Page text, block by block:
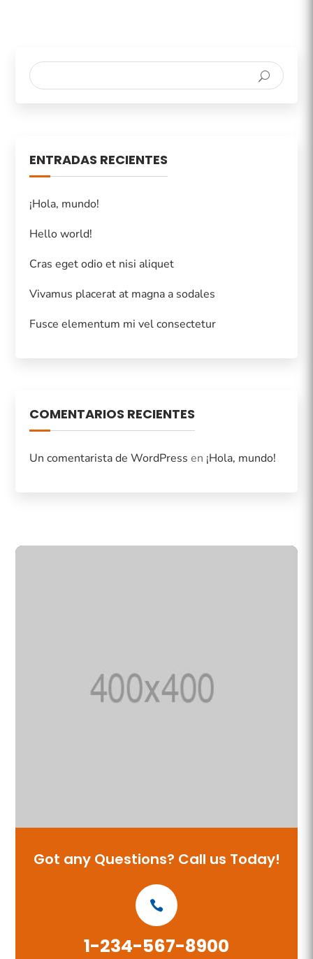
ENTRADAS RECIENTES
¡Hola, mundo!
Hello world!
Cras eget odio et nisi aliquet
Vivamus placerat at magna a sodales
Fusce elementum mi vel consectetur
COMENTARIOS RECIENTES
Un comentarista de WordPress en ¡Hola, mundo!
Got any Questions? Call us Today!
1-234-567-8900